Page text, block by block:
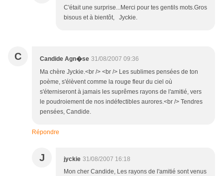
C'était une surprise...Merci pour tes gentils mots.Gros
bisous et à bientôt, Jyckie.
C Candide Agn�se 31/08/2007 09:36
Ma chère Jyckie.<br /> <br /> Les sublimes pensées de ton
poème, s'élèvent comme la rouge fleur du ciel où
s'éterniseront à jamais les suprêmes rayons de l'amitié, vers
le poudroiement de nos indéfectibles aurores.<br /> Tendres
pensées, Candide.
Répondre
J jyckie 31/08/2007 16:18
Mon cher Candide, Les rayons de l'amitié sont venus